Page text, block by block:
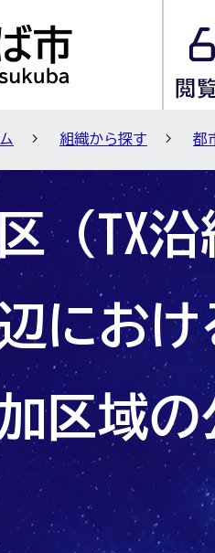
組織から探す 都
（TX
にお
区域